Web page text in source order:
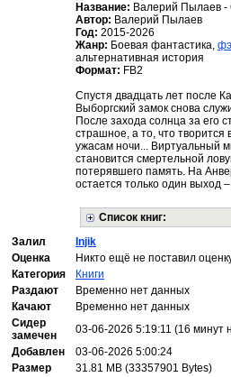
Название: Валерий Пылаев -
Автор: Валерий Пылаев
Год: 2015-2026
Жанр: Боевая фантастика,
альтернативная история
Формат: FB2
Спустя двадцать лет после
Выборгский замок снова
После захода солнца за его
страшное, а то, что творится
ужасам ночи... Виртуальный
становится смертельной
потерявшего память. На
остается только один выход
Список книг:
Залил
Injik
Оценка
Никто ещё не поставил
Категория
Книги
Раздают
Временно нет данных
Качают
Временно нет данных
Сидер
замечен
03-06-2026 5:19:11 (16 минут
Добавлен
03-06-2026 5:00:24
Размер
31.81 MB (33357901 Bytes)